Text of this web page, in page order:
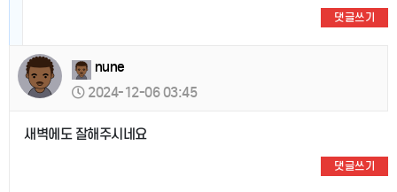
댓글쓰기
nune
2024-12-06 03:45
새벽에도 잘해주시네요
댓글쓰기